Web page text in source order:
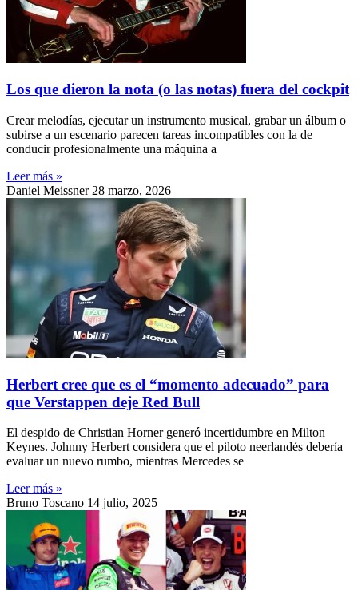
Los que dieron la nota (o las notas) fuera del cockpit
Crear melodías, ejecutar un instrumento musical, grabar un álbum o
subirse a un escenario parecen tareas incompatibles con la de
conducir profesionalmente una máquina a
Leer más »
Daniel Meissner 28 marzo, 2026
Herbert cree que es el “momento adecuado” para
que Verstappen deje Red Bull
El despido de Christian Horner generó incertidumbre en Milton
Keynes. Johnny Herbert considera que el piloto neerlandés debería
evaluar un nuevo rumbo, mientras Mercedes se
Leer más »
Bruno Toscano 14 julio, 2025